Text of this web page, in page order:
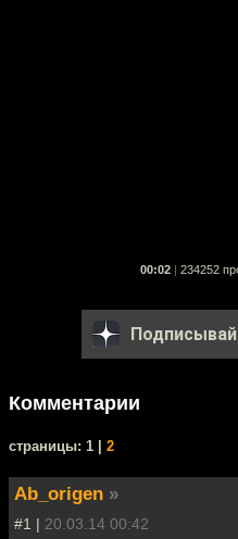
00:02 | 234252
Комментарии
cтраницы: 1 | 2
Ab_origen »
#1 | 20.03.14 00:42